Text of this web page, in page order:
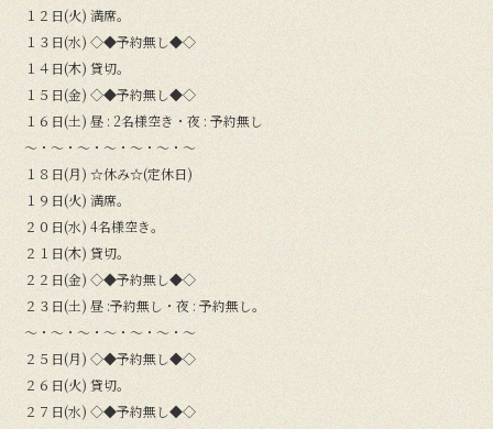
１２日(火) 満席。
１３日(水) ◇◆予約無し◆◇
１４日(木) 貸切。
１５日(金) ◇◆予約無し◆◇
１６日(土) 昼 : 2名様空き・夜 : 予約無し
〜・〜・〜・〜・〜・〜・〜
１８日(月) ☆休み☆(定休日)
１９日(火) 満席。
２０日(水) 4名様空き。
２１日(木) 貸切。
２２日(金) ◇◆予約無し◆◇
２３日(土) 昼 :予約無し・夜 : 予約無し。
〜・〜・〜・〜・〜・〜・〜
２５日(月) ◇◆予約無し◆◇
２６日(火) 貸切。
２７日(水) ◇◆予約無し◆◇